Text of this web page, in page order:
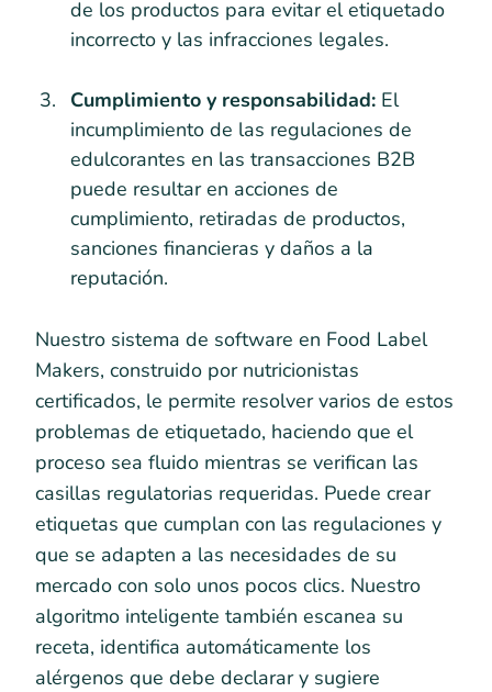
de los productos para evitar el etiquetado
incorrecto y las infracciones legales.
Cumplimiento y responsabilidad: El
incumplimiento de las regulaciones de
edulcorantes en las transacciones B2B
puede resultar en acciones de
cumplimiento, retiradas de productos,
sanciones financieras y daños a la
reputación.
Nuestro sistema de software en Food Label
Makers, construido por nutricionistas
certificados, le permite resolver varios de estos
problemas de etiquetado, haciendo que el
proceso sea fluido mientras se verifican las
casillas regulatorias requeridas. Puede crear
etiquetas que cumplan con las regulaciones y
que se adapten a las necesidades de su
mercado con solo unos pocos clics. Nuestro
algoritmo inteligente también escanea su
receta, identifica automáticamente los
alérgenos que debe declarar y sugiere